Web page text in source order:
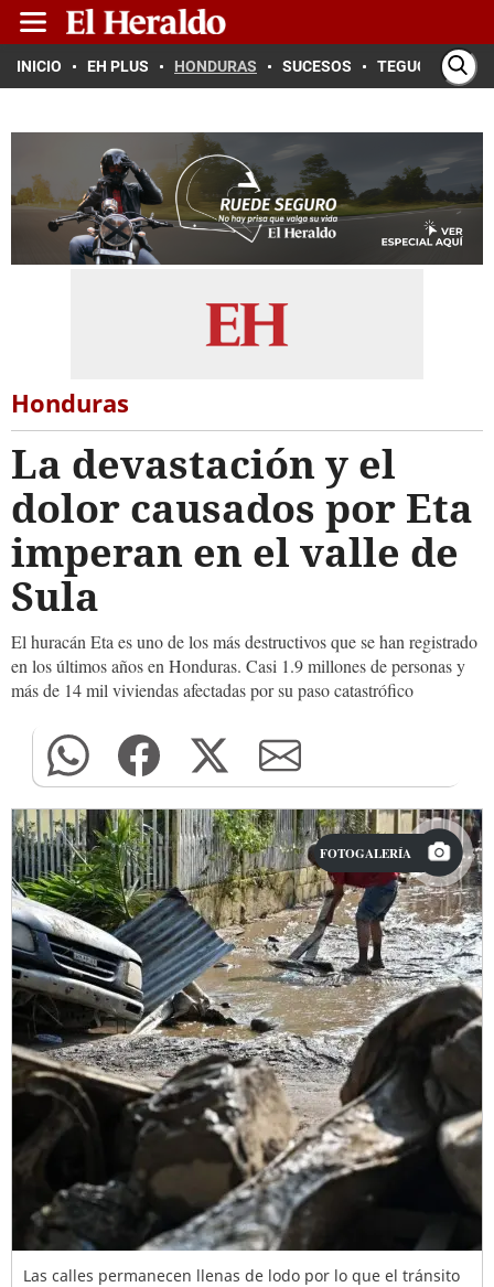
INICIO EH PLUS HONDURAS SUCESOS TEGUCIGALPA
Honduras
La devastación y el
dolor causados por Eta
imperan en el valle de
Sula
El huracán Eta es uno de los más destructivos que se han registrado
en los últimos años en Honduras. Casi 1.9 millones de personas y
más de 14 mil viviendas afectadas por su paso catastrófico
FOTOGALERÍA
Las calles permanecen llenas de lodo por lo que el tránsito